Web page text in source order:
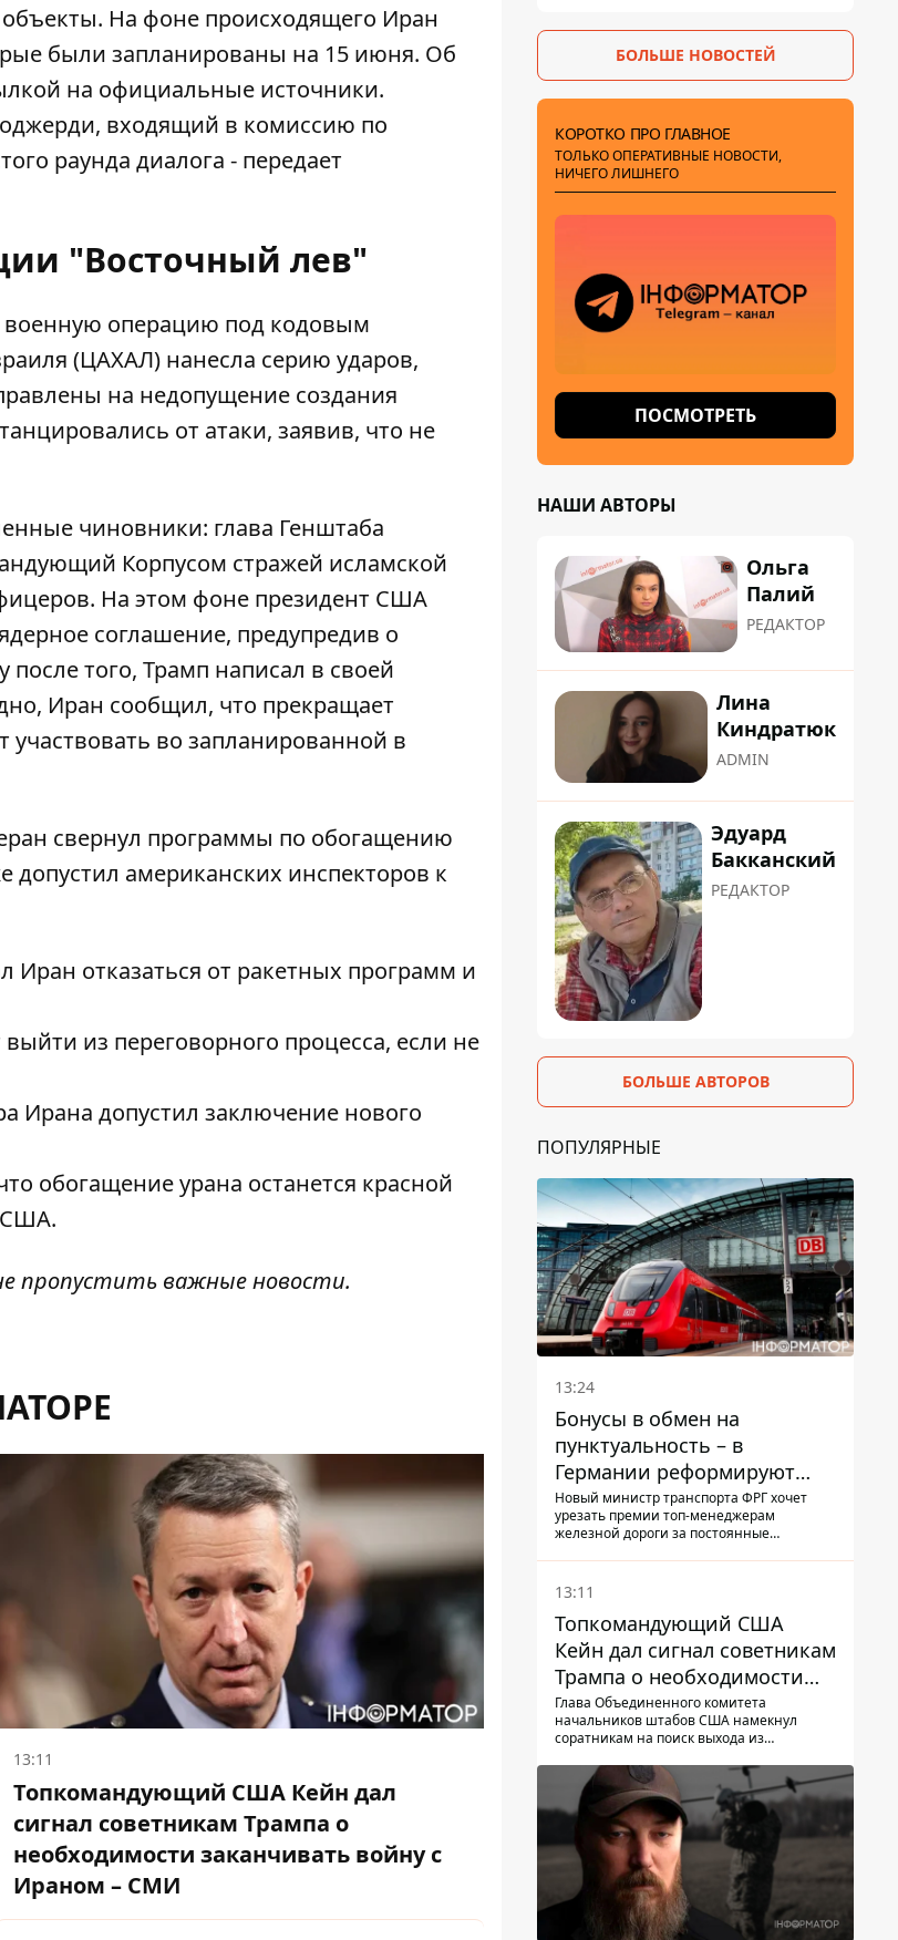
На фоне происходящего Иран
были запланированы на 15 июня. Об
на официальные источники.
входящий в комиссию по
раунда диалога - передает
"Восточный лев"
операцию под кодовым
(ЦАХАЛ) нанесла серию ударов,
на недопущение создания
от атаки, заявив, что не
чиновники: глава Генштаба
Корпусом стражей исламской
На этом фоне президент США
соглашение, предупредив о
после того, Трамп написал в своей
Иран сообщил, что прекращает
участвовать во запланированной в
свернул программы по обогащению
допустил американских инспекторов к
отказаться от ракетных программ и
из переговорного процесса, если не
Ирана допустил заключение нового
обогащение урана останется красной
США.
пропустить важные новости.
13:11
Топкомандующий США Кейн дал
сигнал советникам Трампа о
необходимости заканчивать войну с
Ираном – СМИ
БОЛЬШЕ НОВОСТЕЙ
КОРОТКО ПРО ГЛАВНОЕ
ТОЛЬКО ОПЕРАТИВНЫЕ НОВОСТИ,
НИЧЕГО ЛИШНЕГО
ПОСМОТРЕТЬ
НАШИ АВТОРЫ
Ольга
Палий
РЕДАКТОР
Лина
Киндратюк
ADMIN
Эдуард
Бакканский
РЕДАКТОР
БОЛЬШЕ АВТОРОВ
ПОПУЛЯРНЫЕ
13:24
Бонусы в обмен на
пунктуальность – в
Германии реформируют
премирование руководства
Deutsche Bahn
Новый министр транспорта ФРГ хочет
урезать премии топ-менеджерам
железной дороги за постоянные
13:11
Топкомандующий США
Кейн дал сигнал советникам
Трампа о необходимости
заканчивать войну с
Ираном – СМИ
Глава Объединенного комитета
начальников штабов США намекнул
соратникам на поиск выхода из